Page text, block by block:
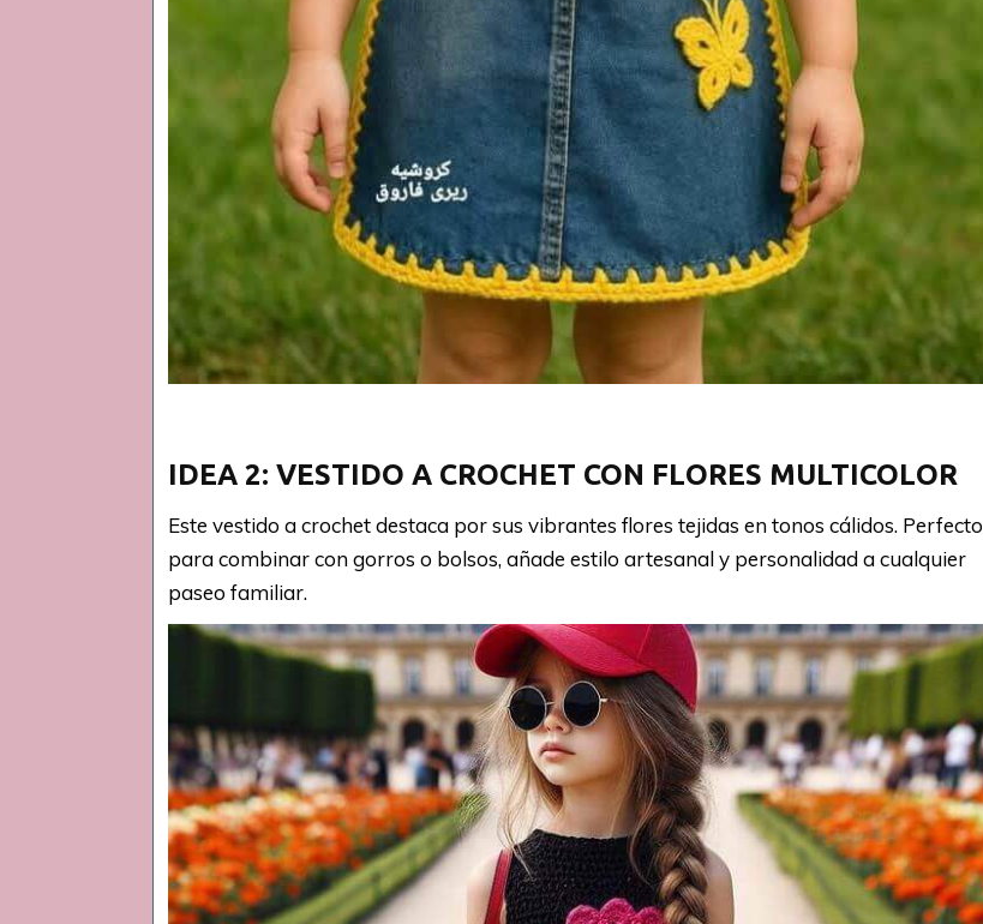
IDEA 2: VESTIDO A CROCHET CON FLORES MULTICOLOR
Este vestido a crochet destaca por sus vibrantes flores tejidas en tonos cálidos. Perfecto
para combinar con gorros o bolsos, añade estilo artesanal y personalidad a cualquier
paseo familiar.